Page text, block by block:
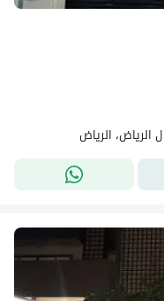
الرياض، الرياض